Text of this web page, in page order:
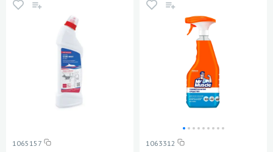
1065157 1063312